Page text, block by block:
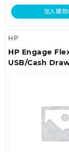
加入購物
HP
HP Engage
USB/Cash